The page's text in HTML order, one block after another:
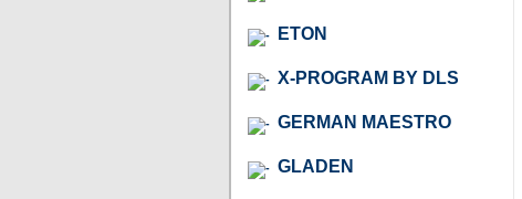
ETON
X-PROGRAM BY DLS
GERMAN MAESTRO
GLADEN